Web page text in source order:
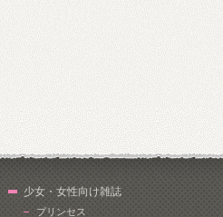
少女・女性向け雑誌
プリンセス